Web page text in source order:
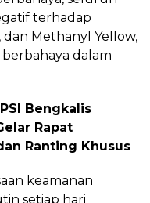
terhadap
dan Methanyl Yellow,
dalam
Bengkalis
Rapat
Ranting Khusus
keamanan
setiap hari